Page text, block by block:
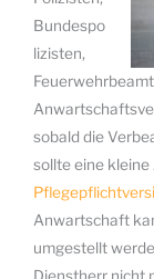
Bundespo
lizisten,
sobald die
sollte eine
Anwartschaft
umgestellt
Dienstherr nicht